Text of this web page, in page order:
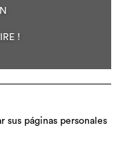
!
sus páginas personales